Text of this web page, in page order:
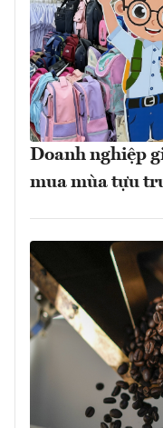
Doanh nghiệp
mua mùa tựu